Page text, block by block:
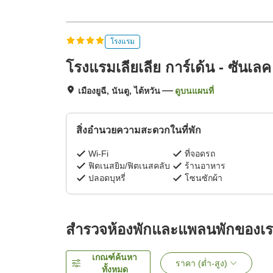
โรงแรม
โรงแรมเลียเลีย การ์เด้น - ซันเลค
เมืองยูฉี, นันตู, ไต้หวัน ดูบนแผนที่
สิ่งอำนวยความสะดวกในที่พัก
Wi-Fi
ที่จอดรถ
ฟิตเนสยิม/ฟิตเนสคลับ
ร้านอาหาร
ปลอดบุหรี่
โซนซักผ้า
สำรวจห้องพักและแพลนพักของเ
เกณฑ์ค้นหา
ทั้งหมด
ราคา (ต่ำ-สูง)